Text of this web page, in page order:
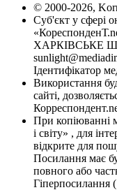
© 2000-2026,
Суб'єкт у сфері
ХАРКІВСЬКЕ
Ідентифікатор
Використання
сайті,
При копіюванні
і світу» , для
відкрите для
Посилання має
повного або
Гіперпосилання